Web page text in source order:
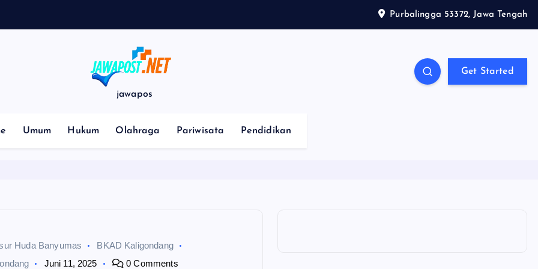
Purbalingga 53372, Jawa Tengah
jawapos
Get Started
Umum Hukum Olahraga Pariwisata Pendidikan
Huda Banyumas
BKAD Kaligondang
Juni 11, 2025 0 Comments